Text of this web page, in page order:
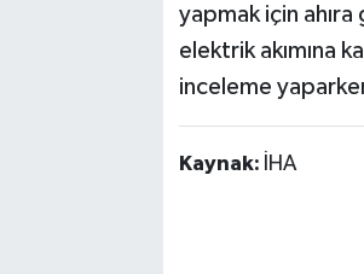
yapmak için
elektrik akımına
inceleme
Kaynak: İHA